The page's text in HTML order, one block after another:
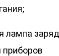
лампа
приборов